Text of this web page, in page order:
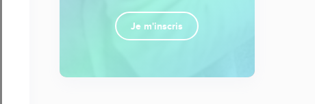
Je m'inscris